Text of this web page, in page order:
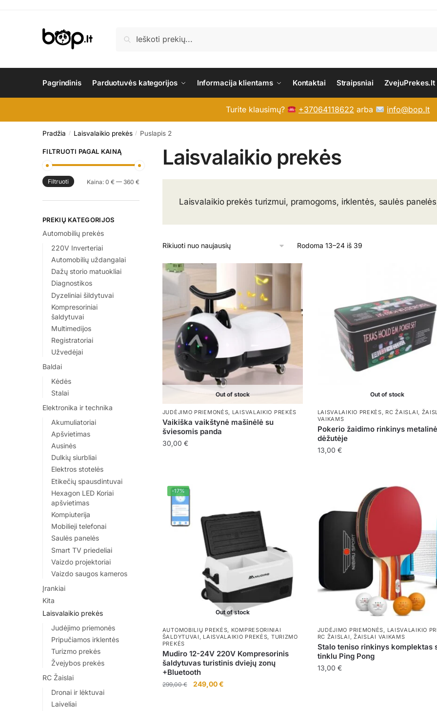
Ieškoti
Pagrindinis Parduotuvės kategorijos Informacija klientams Kontaktai Straipsniai
Turite klausimų? +37064118622 arba info@bop.lt
Pradžia / Laisvalaikio prekės / Puslapis 2
Laisvalaikio prekės
Laisvalaikio prekės turizmui, pramogoms, irklentės, saulės
Rodoma 13–24 iš 39Rūšiuojama
Out of stock
JUDĖJIMO PRIEMONĖS, LAISVALAIKIO PREKĖS
Vaikiška vaikštynė mašinėlė su
šviesomis panda
30,00 €
Out of stock
LAISVALAIKIO PREKĖS, RC ŽAISLAI,
VAIKAMS
Pokerio žaidimo rinkinys
dėžutėje
13,00 €
-17%
Out of stock
AUTOMOBILIŲ PREKĖS
KOMPRESORINIAI
ŠALDYTUVAI
LAISVALAIKIO PREKĖS TURIZMO
PREKĖS
Mudiro 12-24V 220V Kompresorinis
šaldytuvas turistinis dviejų zonų
+Bluetooth
299,00€
Original
249,00€Current
JUDĖJIMO PRIEMONĖS LAISVALAIKIO
RC ŽAISLAI
ŽAISLAI VAIKAMS
Stalo teniso rinkinys komplektas
tinklu Ping Pong
13,00 €
FILTRUOTI PAGAL KAINĄ
Min
Maks
Filtruoti Kaina: 0 € — 360 €
PREKIŲ KATEGORIJOS
Automobilių prekės
220V Inverteriai
Automobilių uždangalai
Dažų storio matuokliai
Diagnostikos
Dyzeliniai šildytuvai
Kompresoriniai
šaldytuvai
Multimedijos
Registratoriai
Užvedėjai
Baldai
Kėdės
Stalai
Elektronika ir technika
Akumuliatoriai
Apšvietimas
Ausinės
Dulkių siurbliai
Elektros stotelės
Etikečių spausdintuvai
Hexagon LED Koriai
apšvietimas
Kompiuterija
Mobilieji telefonai
Saulės panelės
Smart TV priedeliai
Vaizdo projektoriai
Vaizdo saugos kameros
Įrankiai
Kita
Laisvalaikio prekės
Judėjimo priemonės
Pripučiamos irklentės
Turizmo prekės
Žvejybos prekės
RC Žaislai
Dronai ir lėktuvai
Laiveliai